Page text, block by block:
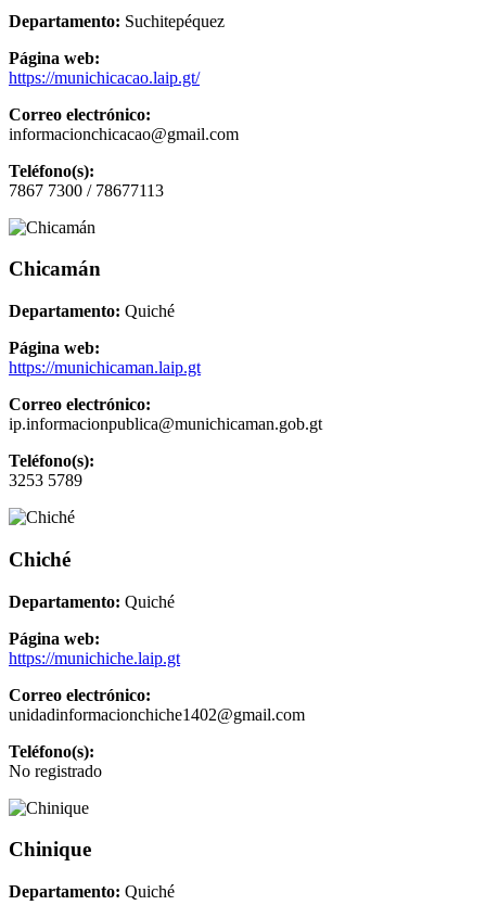
Departamento: Suchitepéquez
Página web:
https://munichicacao.laip.gt/
Correo electrónico:
informacionchicacao@gmail.com
Teléfono(s):
7867 7300 / 78677113
Chicamán
Departamento: Quiché
Página web:
https://munichicaman.laip.gt
Correo electrónico:
ip.informacionpublica@munichicaman.gob.gt
Teléfono(s):
3253 5789
Chiché
Departamento: Quiché
Página web:
https://munichiche.laip.gt
Correo electrónico:
unidadinformacionchiche1402@gmail.com
Teléfono(s):
No registrado
Chinique
Departamento: Quiché